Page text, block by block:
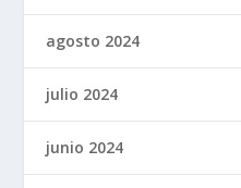
agosto 2024
julio 2024
junio 2024